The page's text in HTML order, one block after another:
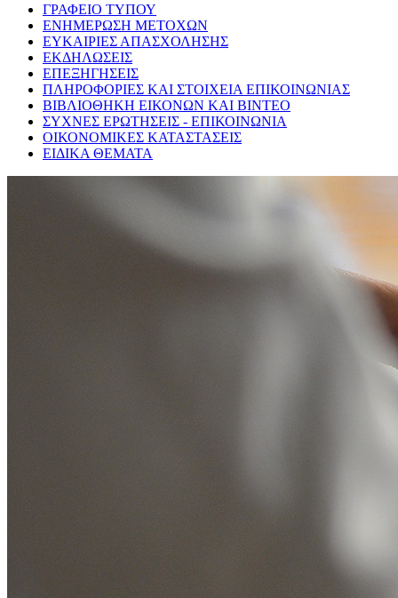
ΓΡΑΦΕΙΟ ΤΥΠΟΥ
ΕΝΗΜΕΡΩΣΗ ΜΕΤΟΧΩΝ
ΕΥΚΑΙΡΙΕΣ ΑΠΑΣΧΟΛΗΣΗΣ
ΕΚΔΗΛΩΣΕΙΣ
ΕΠΕΞΗΓΗΣΕΙΣ
ΠΛΗΡΟΦΟΡΙΕΣ ΚΑΙ ΣΤΟΙΧΕΙΑ ΕΠΙΚΟΙΝΩΝΙΑΣ
ΒΙΒΛΙΟΘΗΚΗ ΕΙΚΟΝΩΝ ΚΑΙ ΒΙΝΤΕΟ
ΣΥΧΝΕΣ ΕΡΩΤΗΣΕΙΣ - ΕΠΙΚΟΙΝΩΝΙΑ
ΟΙΚΟΝΟΜΙΚΕΣ ΚΑΤΑΣΤΑΣΕΙΣ
ΕΙΔΙΚΑ ΘΕΜΑΤΑ